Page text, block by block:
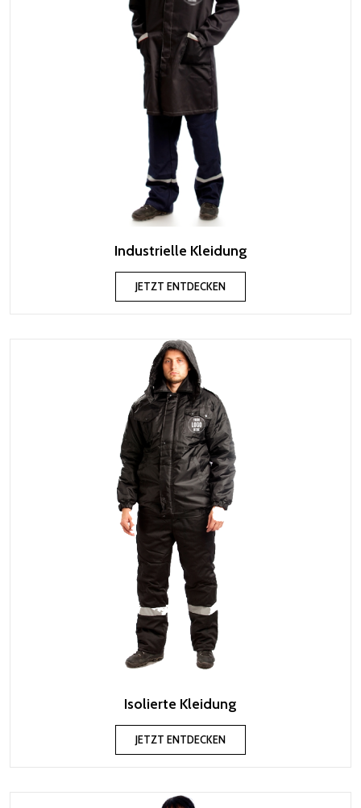
Industrielle Kleidung
JETZT ENTDECKEN
Isolierte Kleidung
JETZT ENTDECKEN